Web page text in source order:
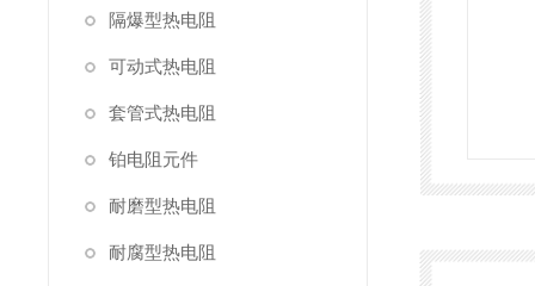
隔爆型热电阻
可动式热电阻
套管式热电阻
铂电阻元件
耐磨型热电阻
耐腐型热电阻